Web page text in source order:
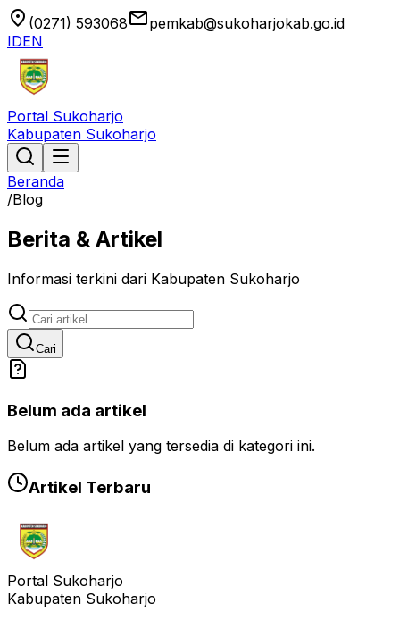
location_on (0271) 593068emailpemkab@sukoharjokab.go.id
IDEN
Portal Sukoharjo
Kabupaten Sukoharjo
Beranda
/Blog
Berita & Artikel
Informasi terkini dari Kabupaten Sukoharjo
Cari
Belum ada artikel
Belum ada artikel yang tersedia di kategori ini.
Artikel Terbaru
Portal Sukoharjo
Kabupaten Sukoharjo